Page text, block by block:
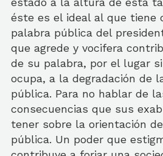
éste es el ideal al que tiene
palabra pública del
que agrede y vocifera
de su palabra, por el lugar
ocupa, a la degradación de
pública. Para no hablar de
consecuencias que sus
tener sobre la orientación
pública. Un poder que